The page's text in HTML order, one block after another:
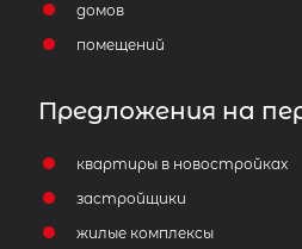
домов
помещений
Предложения на
квартиры в новостройках
застройщики
жилые комплексы